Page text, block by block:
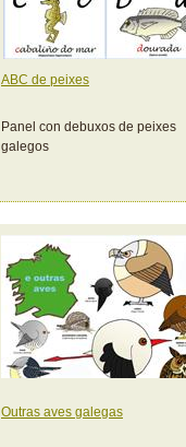
ABC de peixes
Panel con debuxos de peixes
galegos
Outras aves galegas